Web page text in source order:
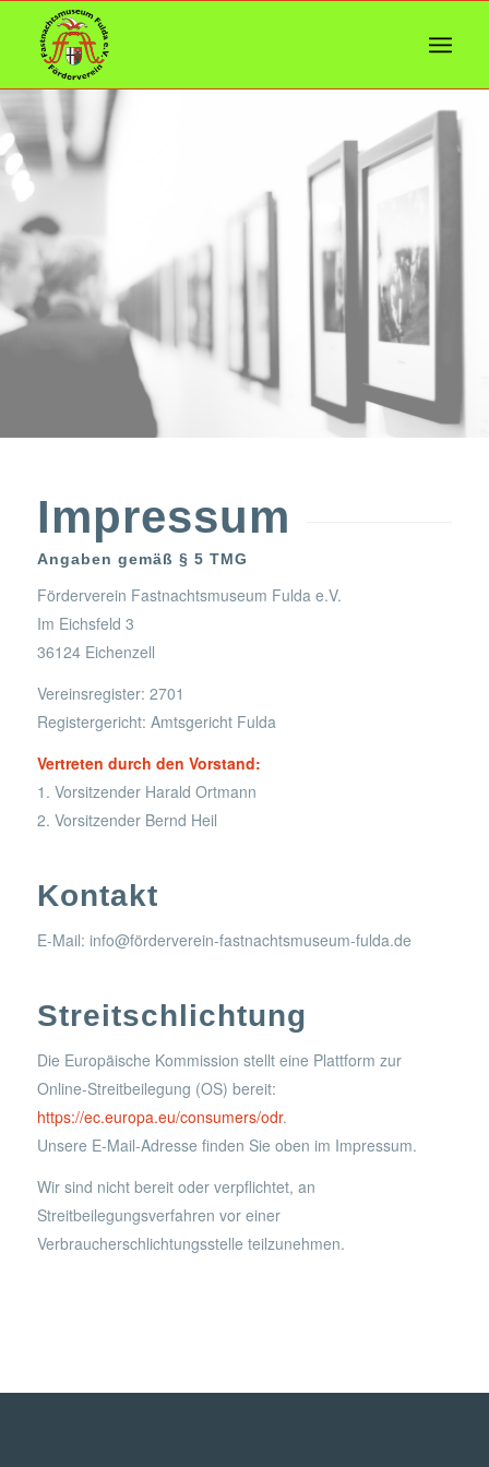
Impressum
Angaben gemäß § 5 TMG
Förderverein Fastnachtsmuseum Fulda e.V.
Im Eichsfeld 3
36124 Eichenzell
Vereinsregister: 2701
Registergericht: Amtsgericht Fulda
Vertreten durch den Vorstand:
1. Vorsitzender Harald Ortmann
2. Vorsitzender Bernd Heil
Kontakt
E-Mail: info@förderverein-fastnachtsmuseum-fulda.de
Streitschlichtung
Die Europäische Kommission stellt eine Plattform zur
Online-Streitbeilegung (OS) bereit:
https://ec.europa.eu/consumers/odr.
Unsere E-Mail-Adresse finden Sie oben im Impressum.
Wir sind nicht bereit oder verpflichtet, an
Streitbeilegungsverfahren vor einer
Verbraucherschlichtungsstelle teilzunehmen.